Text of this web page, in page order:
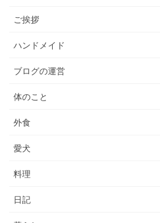
ご挨拶
ハンドメイド
ブログの運営
体のこと
外食
愛犬
料理
日記